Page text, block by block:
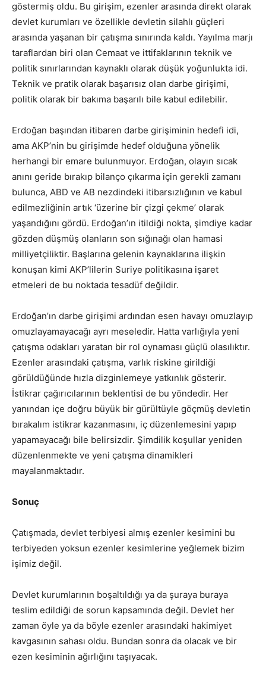
göstermiş oldu. Bu girişim, ezenler arasında direkt olarak
devlet kurumları ve özellikle devletin silahlı güçleri
arasında yaşanan bir çatışma sınırında kaldı. Yayılma marjı
taraflardan biri olan Cemaat ve ittifaklarının teknik ve
politik sınırlarından kaynaklı olarak düşük yoğunlukta idi.
Teknik ve pratik olarak başarısız olan darbe girişimi,
politik olarak bir bakıma başarılı bile kabul edilebilir.
Erdoğan başından itibaren darbe girişiminin hedefi idi,
ama AKP’nin bu girişimde hedef olduğuna yönelik
herhangi bir emare bulunmuyor. Erdoğan, olayın sıcak
anını geride bırakıp bilanço çıkarma için gerekli zamanı
bulunca, ABD ve AB nezdindeki itibarsızlığının ve kabul
edilmezliğinin artık ‘üzerine bir çizgi çekme’ olarak
yaşandığını gördü. Erdoğan’ın itildiği nokta, şimdiye kadar
gözden düşmüş olanların son sığınağı olan hamasi
milliyetçiliktir. Başlarına gelenin kaynaklarına ilişkin
konuşan kimi AKP’lilerin Suriye politikasına işaret
etmeleri de bu noktada tesadüf değildir.
Erdoğan’ın darbe girişimi ardından esen havayı omuzlayıp
omuzlayamayacağı ayrı meseledir. Hatta varlığıyla yeni
çatışma odakları yaratan bir rol oynaması güçlü olasılıktır.
Ezenler arasındaki çatışma, varlık riskine girildiği
görüldüğünde hızla dizginlemeye yatkınlık gösterir.
İstikrar çağırıcılarının beklentisi de bu yöndedir. Her
yanından içe doğru büyük bir gürültüyle göçmüş devletin
bırakalım istikrar kazanmasını, iç düzenlemesini yapıp
yapamayacağı bile belirsizdir. Şimdilik koşullar yeniden
düzenlenmekte ve yeni çatışma dinamikleri
mayalanmaktadır.
Sonuç
Çatışmada, devlet terbiyesi almış ezenler kesimini bu
terbiyeden yoksun ezenler kesimlerine yeğlemek bizim
işimiz değil.
Devlet kurumlarının boşaltıldığı ya da şuraya buraya
teslim edildiği de sorun kapsamında değil. Devlet her
zaman öyle ya da böyle ezenler arasındaki hakimiyet
kavgasının sahası oldu. Bundan sonra da olacak ve bir
ezen kesiminin ağırlığını taşıyacak.